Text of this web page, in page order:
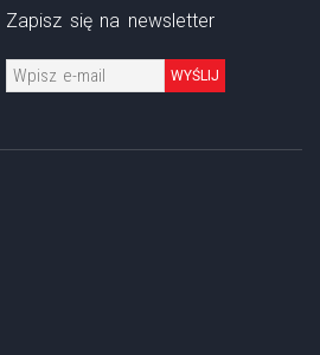
Zapisz się na newsletter
WYŚLIJ